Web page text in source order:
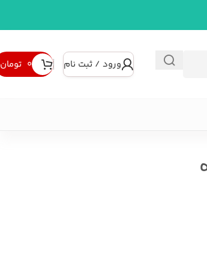
ورود / ثبت نام ۰ تومان